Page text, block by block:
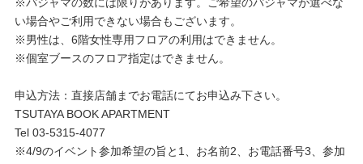
い場合やご利用できない場合もございます。
※男性は、6階女性専用フロアの利用はできません。
※個室ブースのフロア指定はできません。
申込方法：直接店舗までお電話にてお申込み下さい。
TSUTAYA BOOK APARTMENT
Tel 03-5315-4077
※4/9のイベント参加希望の旨と1、お名前2、お電話番号3、参加